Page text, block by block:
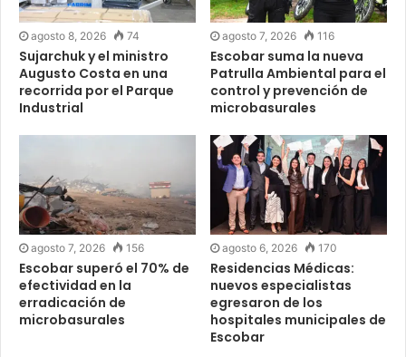
agosto 8, 2026 74
Sujarchuk y el ministro
Augusto Costa en una
recorrida por el Parque
Industrial
agosto 7, 2026 116
Escobar suma la nueva
Patrulla Ambiental para el
control y prevención de
microbasurales
agosto 7, 2026 156
Escobar superó el 70% de
efectividad en la
erradicación de
microbasurales
agosto 6, 2026 170
Residencias Médicas:
nuevos especialistas
egresaron de los
hospitales municipales de
Escobar